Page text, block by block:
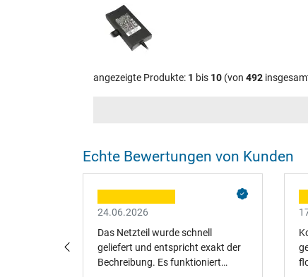
angezeigte Produkte: 1 bis 10 (von 492
Echte Bewertungen von Kunden
24.06.2026
Das Netzteil wurde schnell
geliefert und entspricht exakt der
Bechreibung. Es funktioniert